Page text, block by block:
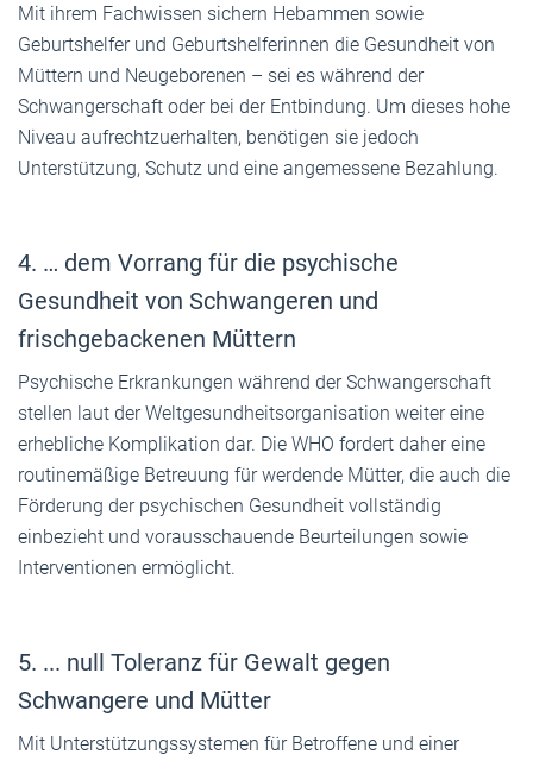
Mit ihrem Fachwissen sichern Hebammen sowie
Geburtshelfer und Geburtshelferinnen die Gesundheit von
Müttern und Neugeborenen – sei es während der
Schwangerschaft oder bei der Entbindung. Um dieses hohe
Niveau aufrechtzuerhalten, benötigen sie jedoch
Unterstützung, Schutz und eine angemessene Bezahlung.
4. … dem Vorrang für die psychische
Gesundheit von Schwangeren und
frischgebackenen Müttern
Psychische Erkrankungen während der Schwangerschaft
stellen laut der Weltgesundheitsorganisation weiter eine
erhebliche Komplikation dar. Die WHO fordert daher eine
routinemäßige Betreuung für werdende Mütter, die auch die
Förderung der psychischen Gesundheit vollständig
einbezieht und vorausschauende Beurteilungen sowie
Interventionen ermöglicht.
5. ... null Toleranz für Gewalt gegen
Schwangere und Mütter
Mit Unterstützungssystemen für Betroffene und einer